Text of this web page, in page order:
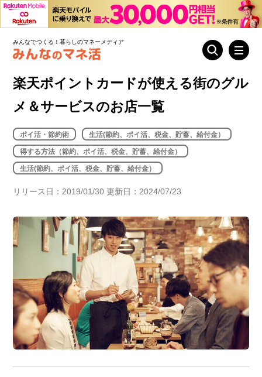
みんなでつくる！暮らしのマネーメディア
楽天ポイントカードが使える街のグル
メ＆サービスのお店一覧
ポイ活・節約術 生活(節約、ポイ活、税金、貯蓄、給付金）
得する方法（節約、ポイ活、税金、貯蓄、給付金）
生活(節約、ポイ活、税金、貯蓄、給付金）
リリース日：2019/01/30 更新日：2024/07/23